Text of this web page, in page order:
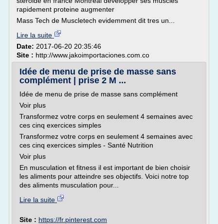
rapidement proteine augmenter
Mass Tech de Muscletech evidemment dit tres un...
Lire la suite
Date: 2017-06-20 20:35:46
Site : http://www.jakoimportaciones.com.co
Idée de menu de prise de masse sans
complément | prise 2 M ...
Idée de menu de prise de masse sans complément
Voir plus
Transformez votre corps en seulement 4 semaines avec
ces cinq exercices simples
Transformez votre corps en seulement 4 semaines avec
ces cinq exercices simples - Santé Nutrition
Voir plus
En musculation et fitness il est important de bien choisir
les aliments pour atteindre ses objectifs. Voici notre top
des aliments musculation pour...
Lire la suite
Site : https://fr.pinterest.com